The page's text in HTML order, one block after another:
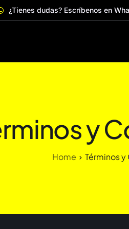
¿Tienes dudas? Escríbenos en
y
Home Términos